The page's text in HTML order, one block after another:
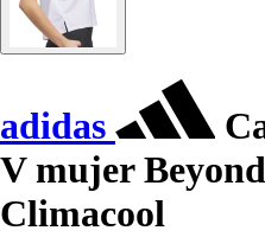
adidas
V mujer
Climacool